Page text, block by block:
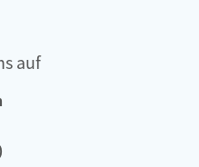
auf